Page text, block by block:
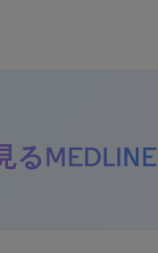
るMEDLINE